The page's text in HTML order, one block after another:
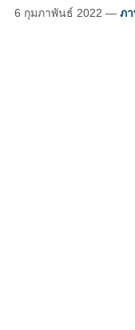
6 กุมภาพันธ์ 2022 — ภ